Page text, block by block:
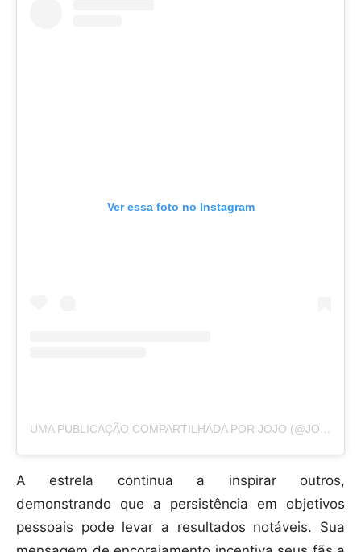
Ver essa foto no Instagram
UMA PUBLICAÇÃO COMPARTILHADA POR JOJO (@JOJOTODYNHO)
A estrela continua a inspirar outros,
demonstrando que a persistência em objetivos
pessoais pode levar a resultados notáveis. Sua